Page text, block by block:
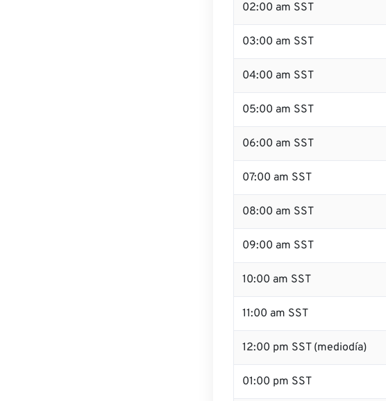
02:00 am SST
03:00 am SST
04:00 am SST
05:00 am SST
06:00 am SST
07:00 am SST
08:00 am SST
09:00 am SST
10:00 am SST
11:00 am SST
12:00 pm SST (mediodía)
01:00 pm SST